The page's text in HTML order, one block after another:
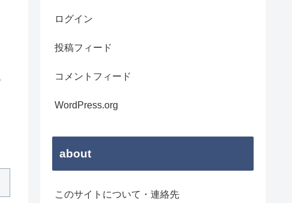
ログイン
投稿フィード
コメントフィード
WordPress.org
about
このサイトについて・連絡先